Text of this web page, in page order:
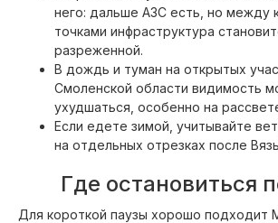
него: дальше АЗС есть, но между
точками инфраструктура
разреженной.
В дождь и туман на открытых
Смоленской области видимость
ухудшаться, особенно на
Если едете зимой, учитывайте
на отдельных отрезках после
Где остановиться
Для короткой паузы хорошо подходит